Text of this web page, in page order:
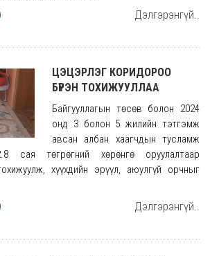
Дэлгэрэнгүй..
ЦЭЦЭРЛЭГ КОРИДОРОО
БҮРЭН ТОХИЖУУЛЛАА
Байгууллагын төсөв болон 2024
онд 3 болон 5 жилийн тэтгэмж
авсан албан хаагчдын тусламж
сая төгрөгний хөрөнгө оруулалтаар
хүүхдийн эрүүл, аюулгүй орчныг
Дэлгэрэнгүй..